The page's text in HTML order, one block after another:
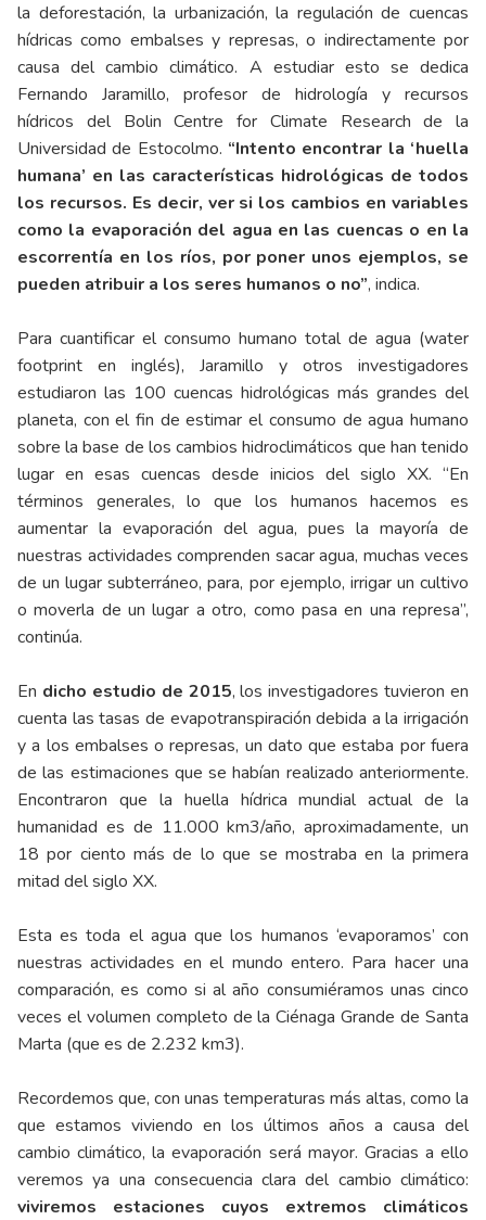
la deforestación, la urbanización, la regulación de cuencas
hídricas como embalses y represas, o indirectamente por
causa del cambio climático. A estudiar esto se dedica
Fernando Jaramillo, profesor de hidrología y recursos
hídricos del Bolin Centre for Climate Research de la
Universidad de Estocolmo. “Intento encontrar la ‘huella
humana’ en las características hidrológicas de todos
los recursos. Es decir, ver si los cambios en variables
como la evaporación del agua en las cuencas o en la
escorrentía en los ríos, por poner unos ejemplos, se
pueden atribuir a los seres humanos o no”, indica.
Para cuantificar el consumo humano total de agua (water
footprint en inglés), Jaramillo y otros investigadores
estudiaron las 100 cuencas hidrológicas más grandes del
planeta, con el fin de estimar el consumo de agua humano
sobre la base de los cambios hidroclimáticos que han tenido
lugar en esas cuencas desde inicios del siglo XX. “En
términos generales, lo que los humanos hacemos es
aumentar la evaporación del agua, pues la mayoría de
nuestras actividades comprenden sacar agua, muchas veces
de un lugar subterráneo, para, por ejemplo, irrigar un cultivo
o moverla de un lugar a otro, como pasa en una represa”,
continúa.
En dicho estudio de 2015, los investigadores tuvieron en
cuenta las tasas de evapotranspiración debida a la irrigación
y a los embalses o represas, un dato que estaba por fuera
de las estimaciones que se habían realizado anteriormente.
Encontraron que la huella hídrica mundial actual de la
humanidad es de 11.000 km3/año, aproximadamente, un
18 por ciento más de lo que se mostraba en la primera
mitad del siglo XX.
Esta es toda el agua que los humanos ‘evaporamos’ con
nuestras actividades en el mundo entero. Para hacer una
comparación, es como si al año consumiéramos unas cinco
veces el volumen completo de la Ciénaga Grande de Santa
Marta (que es de 2.232 km3).
Recordemos que, con unas temperaturas más altas, como la
que estamos viviendo en los últimos años a causa del
cambio climático, la evaporación será mayor. Gracias a ello
veremos ya una consecuencia clara del cambio climático:
viviremos estaciones cuyos extremos climáticos